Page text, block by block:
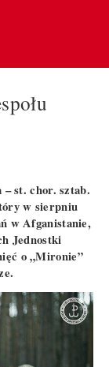
– st. chor. sztab.
w sierpniu
w Afganistanie,
Jednostki
o „Mironie”